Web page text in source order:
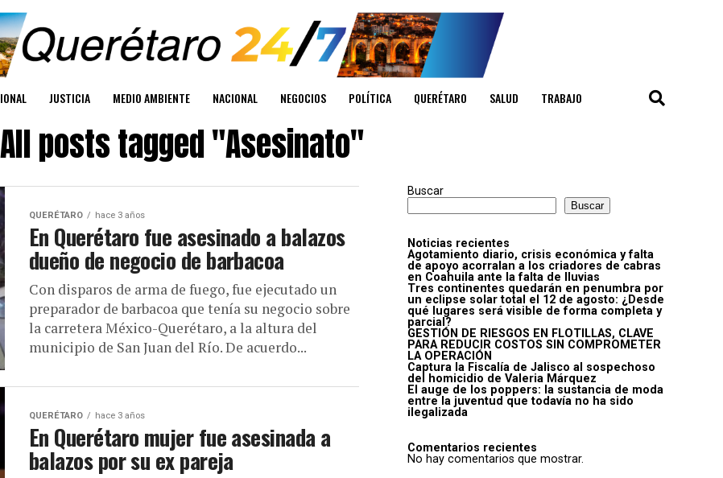
JUSTICIA MEDIO AMBIENTE NACIONAL NEGOCIOS POLÍTICA QUERÉTARO SALUD TRABAJO
All posts tagged "Asesinato"
QUERÉTARO hace 3 años
En Querétaro fue asesinado a balazos
dueño de negocio de barbacoa
Con disparos de arma de fuego, fue ejecutado un
preparador de barbacoa que tenía su negocio sobre
la carretera México-Querétaro, a la altura del
municipio de San Juan del Río. De acuerdo...
QUERÉTARO hace 3 años
En Querétaro mujer fue asesinada a
balazos por su ex pareja
Buscar
Buscar
Noticias recientes
Agotamiento diario, crisis económica y falta
de apoyo acorralan a los criadores de cabras
en Coahuila ante la falta de lluvias
Tres continentes quedarán en penumbra por
un eclipse solar total el 12 de agosto: ¿Desde
qué lugares será visible de forma completa y
parcial?
GESTIÓN DE RIESGOS EN FLOTILLAS, CLAVE
PARA REDUCIR COSTOS SIN COMPROMETER
LA OPERACIÓN
Captura la Fiscalía de Jalisco al sospechoso
del homicidio de Valeria Márquez
El auge de los poppers: la sustancia de moda
entre la juventud que todavía no ha sido
ilegalizada
Comentarios recientes
No hay comentarios que mostrar.